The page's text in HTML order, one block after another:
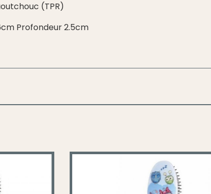
(TPR)
Profondeur 2.5cm